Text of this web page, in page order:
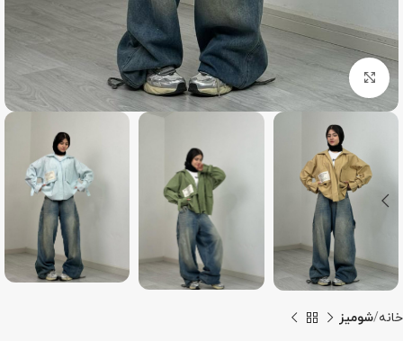
بزرگنمایی تصویر
خانه شومیز